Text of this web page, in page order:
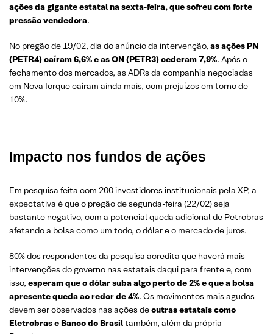
ações da gigante estatal na sexta-feira, que sofreu com forte
pressão vendedora.
No pregão de 19/02, dia do anúncio da intervenção, as ações PN
(PETR4) caíram 6,6% e as ON (PETR3) cederam 7,9%. Após o
fechamento dos mercados, as ADRs da companhia negociadas
em Nova Iorque caíram ainda mais, com prejuízos em torno de
10%.
Impacto nos fundos de ações
Em pesquisa feita com 200 investidores institucionais pela XP, a
expectativa é que o pregão de segunda-feira (22/02) seja
bastante negativo, com a potencial queda adicional de Petrobras
afetando a bolsa como um todo, o dólar e o mercado de juros.
80% dos respondentes da pesquisa acredita que haverá mais
intervenções do governo nas estatais daqui para frente e, com
isso, esperam que o dólar suba algo perto de 2% e que a bolsa
apresente queda ao redor de 4%. Os movimentos mais agudos
devem ser observados nas ações deoutras estatais como
Eletrobras e Banco do Brasiltambém, além da própria